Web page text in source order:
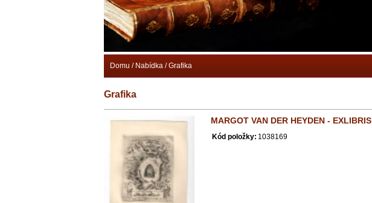
Grafika
MARGOT VAN DER HEYDEN - EXLIBRIS
Kód položky: 1038169
Domu / Nabídka /Grafika